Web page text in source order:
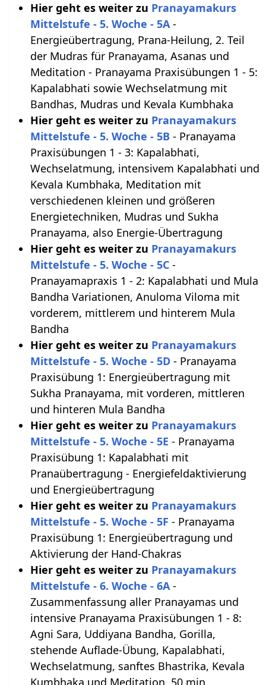
Hier geht es weiter zu Pranayamakurs
Mittelstufe - 5. Woche - 5A-
Energieübertragung, Prana-Heilung, 2. Teil
der Mudras für Pranayama, Asanas und
Meditation - Pranayama Praxisübungen 1 - 5:
Kapalabhati sowie Wechselatmung mit
Bandhas, Mudras und Kevala Kumbhaka
Hier geht es weiter zu Pranayamakurs
Mittelstufe - 5. Woche - 5B - Pranayama
Praxisübungen 1 - 3: Kapalabhati,
Wechselatmung, intensivem Kapalabhati und
Kevala Kumbhaka, Meditation mit
verschiedenen kleinen und größeren
Energietechniken, Mudras und Sukha
Pranayama, also Energie-Übertragung
Hier geht es weiter zu Pranayamakurs
Mittelstufe - 5. Woche - 5C-
Pranayamapraxis 1 - 2: Kapalabhati und Mula
Bandha Variationen, Anuloma Viloma mit
vorderem, mittlerem und hinterem Mula
Bandha
Hier geht es weiter zu Pranayamakurs
Mittelstufe - 5. Woche - 5D- Pranayama
Praxisübung 1: Energieübertragung mit
Sukha Pranayama, mit vorderen, mittleren
und hinteren Mula Bandha
Hier geht es weiter zu Pranayamakurs
Mittelstufe - 5. Woche - 5E - Pranayama
Praxisübung 1: Kapalabhati mit
Pranaübertragung - Energiefeldaktivierung
und Energieübertragung
Hier geht es weiter zu Pranayamakurs
Mittelstufe - 5. Woche - 5F - Pranayama
Praxisübung 1: Energieübertragung und
Aktivierung der Hand-Chakras
Hier geht es weiter zu Pranayamakurs
Mittelstufe - 6. Woche - 6A-
Zusammenfassung aller Pranayamas und
intensive Pranayama Praxisübungen 1 - 8:
Agni Sara, Uddiyana Bandha, Gorilla,
stehende Auflade-Übung, Kapalabhati,
Wechselatmung, sanftes Bhastrika, Kevala